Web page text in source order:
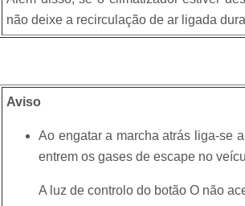
não deixe a recirculação de ar ligada
Aviso
Ao engatar a marcha atrás liga-se
entrem os gases de escape no
A luz de controlo do botão O não